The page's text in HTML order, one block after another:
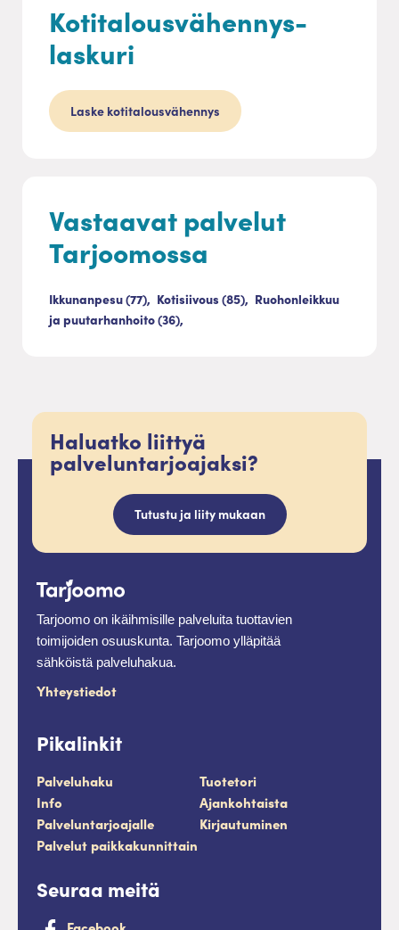
Vastaavat palvelut
Tarjoomossa
Ikkunanpesu (77), Kotisiivous (85), Ruohonleikkuu
ja puutarhanhoito (36),
Kotitalousvähennys-
laskuri
Laske kotitalousvähennys
Haluatko liittyä
palveluntarjoajaksi?
Tutustu ja liity mukaan
Tarjoomo on ikäihmisille palveluita tuottavien
toimijoiden osuuskunta. Tarjoomo ylläpitää
sähköistä palveluhakua.
Yhteystiedot
Pikalinkit
Palveluhaku
Tuotetori
Info
Ajankohtaista
Palveluntarjoajalle
Kirjautuminen
Palvelut paikkakunnittain
Seuraa meitä